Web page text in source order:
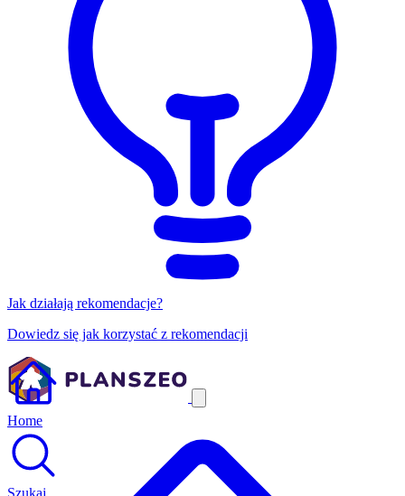
Jak działają rekomendacje?
Dowiedz się jak korzystać z rekomendacji
Home
Szukaj